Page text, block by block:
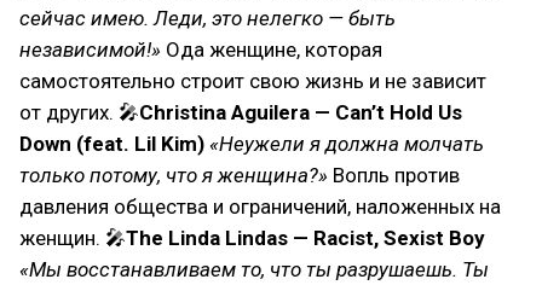
сейчас имею. Леди, это нелегко — быть
независимой!» Ода женщине, которая
самостоятельно строит свою жизнь и не зависит
от других. 🎤Christina Aguilera — Can’t Hold Us
Down (feat. Lil Kim) «Неужели я должна молчать
только потому, что я женщина?» Вопль против
давления общества и ограничений, наложенных на
женщин. 🎤The Linda Lindas — Racist, Sexist Boy
«Мы восстанавливаем то, что ты разрушаешь. Ты